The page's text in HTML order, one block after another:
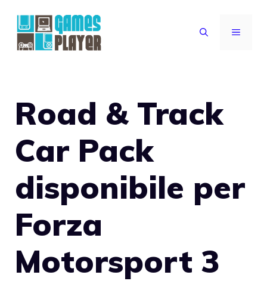
contenuto
MENU
Road & Track
Car Pack
disponibile per
Forza
Motorsport 3